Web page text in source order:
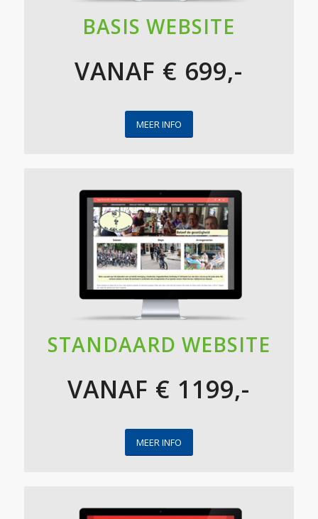
BASIS WEBSITE
VANAF € 699,-
MEER INFO
STANDAARD WEBSITE
VANAF € 1199,-
MEER INFO